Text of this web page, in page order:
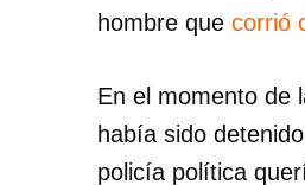
hombre que corrió
En el momento de
había sido
policía política